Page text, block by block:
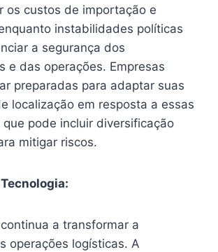
os custos de importação e
instabilidades políticas
a segurança dos
e das operações. Empresas
preparadas para adaptar suas
localização em resposta a essas
que pode incluir diversificação
mitigar riscos.
a transformar a
operações logísticas. A